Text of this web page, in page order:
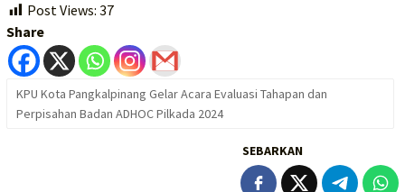
Post Views: 37
Share
KPU Kota Pangkalpinang Gelar Acara Evaluasi Tahapan dan
Perpisahan Badan ADHOC Pilkada 2024
SEBARKAN